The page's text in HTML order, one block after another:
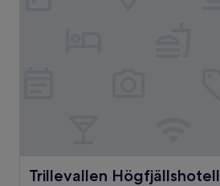
Trillevallen Högfjällshotell
Trillevallen Högfjällshotell